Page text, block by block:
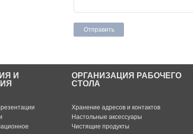
И
ОРГАНИЗАЦИЯ РАБОЧЕГО
СТОЛА
Хранение адресов и контактов
Настольные аксессуары
Чистящие продукты